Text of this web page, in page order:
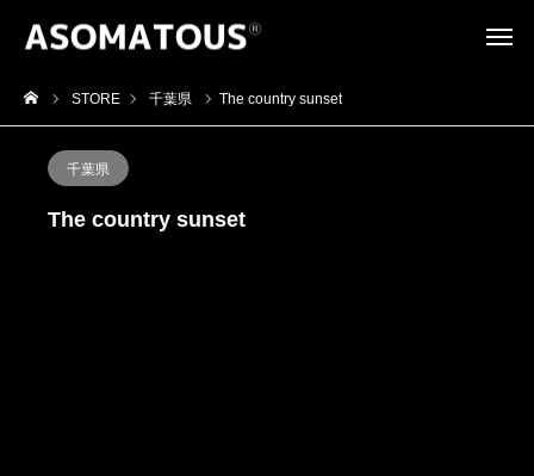
STORE 千葉県 The country sunset
千葉県
The country sunset